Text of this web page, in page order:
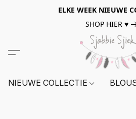
ELKE WEEK NIEUWE
SHOP HIER ♥
NIEUWE COLLECTIE